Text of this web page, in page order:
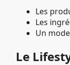
Les
Les
Un
Le